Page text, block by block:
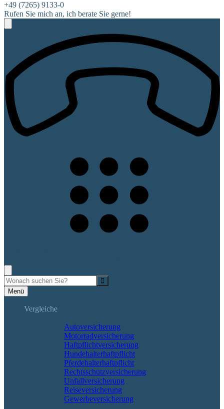
+49 (7265) 9133-0
Rufen Sie mich an, ich berate Sie gerne!
Menü
Vergleiche
Autoversicherung
Motorradversicherung
Haftpflichtversicherung
Hundehalterhaftpflicht
Pferdehalterhaftpflicht
Rechtsschutzversicherung
Unfallversicherung
Reiseversicherung
Gewerbeversicherung